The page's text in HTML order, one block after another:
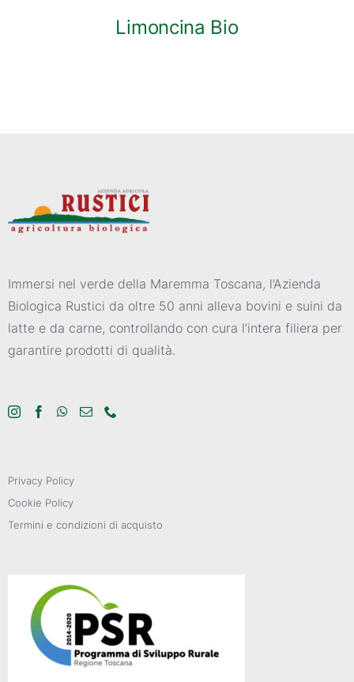
Limoncina Bio
Immersi nel verde della Maremma Toscana, l’Azienda
Biologica Rustici da oltre 50 anni alleva bovini e suini da
latte e da carne, controllando con cura l’intera filiera per
garantire prodotti di qualità.
Privacy Policy
Cookie Policy
Termini e condizioni di acquisto